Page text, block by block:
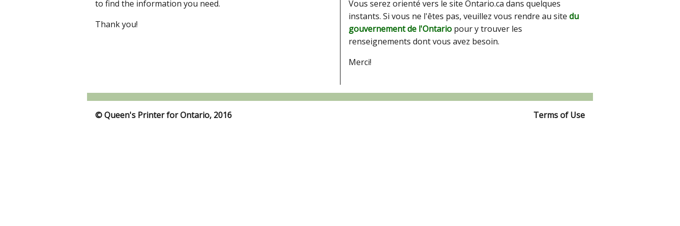
to find the information you need.
Thank you!
Vous serez orienté vers le site Ontario.ca dans quelques
instants. Si vous ne l'êtes pas, veuillez vous rendre au site du
gouvernement de l'Ontario pour y trouver les
renseignements dont vous avez besoin.
Merci!
© Queen's Printer for Ontario, 2016 Terms of Use